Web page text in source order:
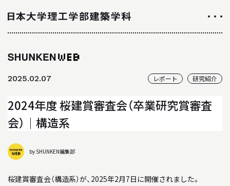
NEWS
日大理工学部建築学科のすべて
学科紹介
01学科の特徴について
2025.02.07 レポート 研究紹介
2024年度 桜建賞審査会（卒業研究賞審査
会）｜構造系
by SHUNKEN編集部
桜建賞審査会（構造系）が、2025年2月7日に開催されました。